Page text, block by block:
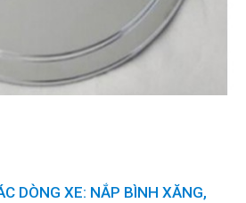
DÒNG XE: NẮP BÌNH XĂNG,